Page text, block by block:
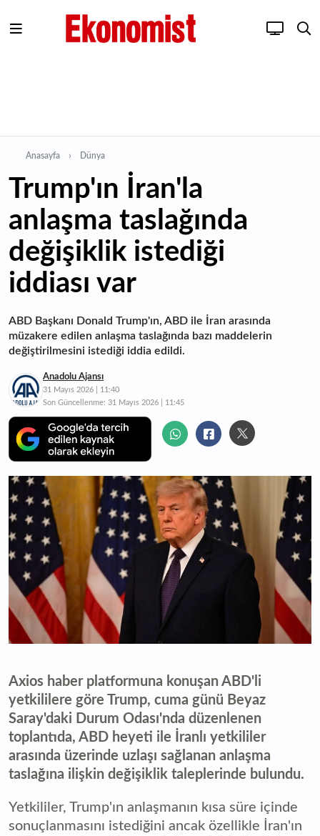
Anasayfa Dünya
Trump'ın İran'la
anlaşma taslağında
değişiklik istediği
iddiası var
ABD Başkanı Donald Trump'ın, ABD ile İran arasında
müzakere edilen anlaşma taslağında bazı maddelerin
değiştirilmesini istediği iddia edildi.
Anadolu Ajansı
31 Mayıs 2026 | 11:40
Son Güncellenme: 31 Mayıs 2026 | 11:45
Axios haber platformuna konuşan ABD'li
yetkililere göre Trump, cuma günü Beyaz
Saray'daki Durum Odası'nda düzenlenen
toplantıda, ABD heyeti ile İranlı yetkililer
arasında üzerinde uzlaşı sağlanan anlaşma
taslağına ilişkin değişiklik taleplerinde bulundu.
Yetkililer, Trump'ın anlaşmanın kısa süre içinde
sonuçlanmasını istediğini ancak özellikle İran'ın